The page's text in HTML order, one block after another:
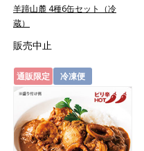
羊蹄山麓 4種6缶セット（冷
蔵）
販売中止
通販限定 冷凍便